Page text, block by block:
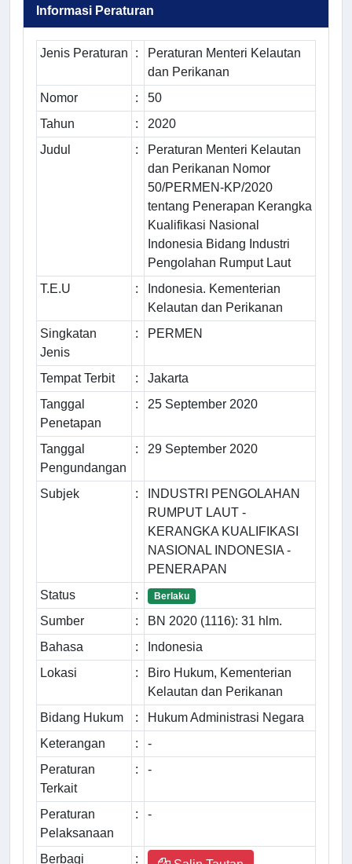
Informasi Peraturan
Jenis Peraturan :
Peraturan Menteri Kelautan
dan Perikanan
Nomor
:
50
Tahun
:
2020
Judul
:
Peraturan Menteri Kelautan
dan Perikanan Nomor
50/PERMEN-KP/2020
tentang Penerapan Kerangka
Kualifikasi Nasional
Indonesia Bidang Industri
Pengolahan Rumput Laut
T.E.U
:
Indonesia. Kementerian
Kelautan dan Perikanan
Singkatan
Jenis
: PERMEN
Tempat Terbit :
Jakarta
Tanggal
Penetapan
: 25 September 2020
Tanggal
Pengundangan
: 29 September 2020
Subjek :
INDUSTRI PENGOLAHAN
RUMPUT LAUT -
KERANGKA KUALIFIKASI
NASIONAL INDONESIA -
PENERAPAN
Status
: Berlaku
Sumber :
BN 2020 (1116): 31 hlm.
Bahasa
:
Indonesia
Lokasi
:
Biro Hukum, Kementerian
Kelautan dan Perikanan
Bidang Hukum
:
Hukum Administrasi Negara
Keterangan
:
-
Peraturan
Terkait
: -
Peraturan
Pelaksanaan
: -
Berbagi :